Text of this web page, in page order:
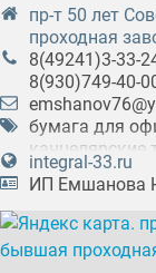
пр-т 50 лет
проходная
8(49241)3-33-
8(930)749-40-
бумага для
канцелярские
подключение
integral-33.ru
ИП Емшанова